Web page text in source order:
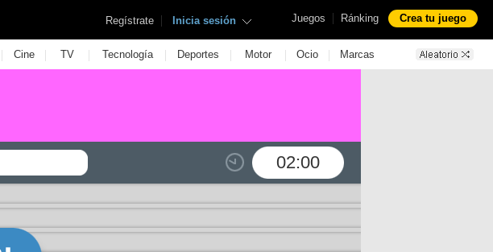
Juegos | Ránking Crea tu juego
Regístrate | Inicia sesión
| Cine | TV | Tecnología | Deportes | Motor | Ocio | Marcas
02:00